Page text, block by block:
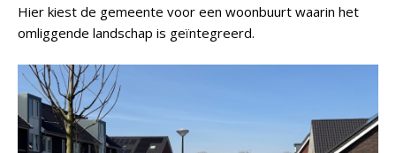
Hier kiest de gemeente voor een woonbuurt waarin het
omliggende landschap is geïntegreerd.